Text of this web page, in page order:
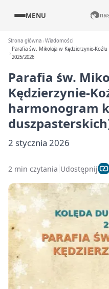
MENU
Strona główna Wiadomości
Parafia św. Mikołaja w Kędzierzynie-
2025/2026
Parafia św.
Kędzierzynie-
harmonogram
2 stycznia 2026
2 min czytania Udostępnij